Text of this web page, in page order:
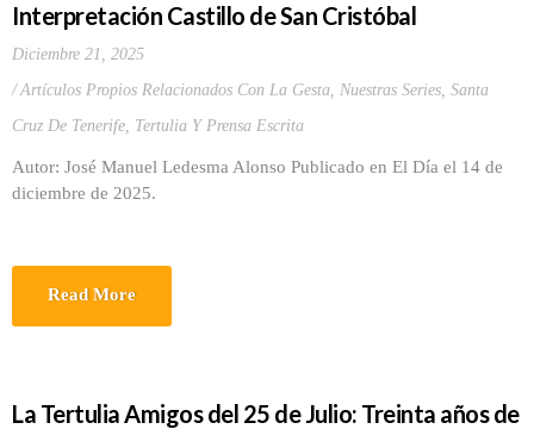
Interpretación Castillo de San Cristóbal
Diciembre 21, 2025
Artículos Propios Relacionados Con La Gesta, Nuestras Series, Santa
Cruz De Tenerife, Tertulia Y Prensa Escrita
Autor: José Manuel Ledesma Alonso Publicado en El Día el 14 de
diciembre de 2025.
Read More
La Tertulia Amigos del 25 de Julio: Treinta años de